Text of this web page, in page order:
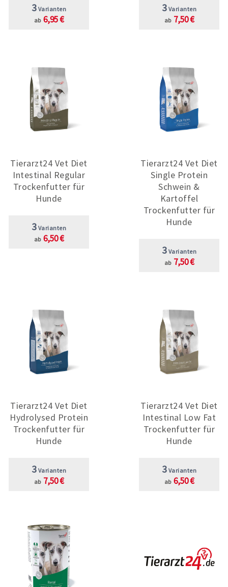
3 Varianten
ab 6,95 €
3 Varianten
ab 7,50 €
Tierarzt24 Vet Diet
Intestinal Regular
Trockenfutter für
Hunde
3 Varianten
ab 6,50 €
Tierarzt24 Vet Diet
Single Protein
Schwein &
Kartoffel
Trockenfutter für
Hunde
3 Varianten
ab 7,50 €
Tierarzt24 Vet Diet
Hydrolysed Protein
Trockenfutter für
Hunde
3 Varianten
ab 7,50 €
Tierarzt24 Vet Diet
Intestinal Low Fat
Trockenfutter für
Hunde
3 Varianten
ab 6,50 €